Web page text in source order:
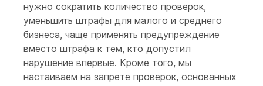
нужно сократить количество проверок,
уменьшить штрафы для малого и среднего
бизнеса, чаще применять предупреждение
вместо штрафа к тем, кто допустил
нарушение впервые. Кроме того, мы
настаиваем на запрете проверок, основанных